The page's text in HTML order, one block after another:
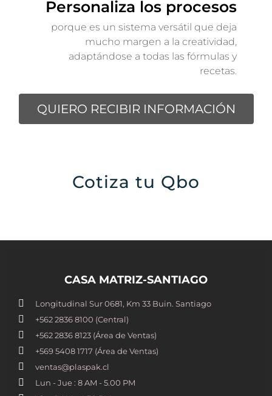
Personaliza los procesos
porque es un sistema versátil que deja
mucho margen a la creatividad,
adaptándose a todas las fórmulas y
recetas.
QUIERO RECIBIR INFORMACIÓN
Cotiza tu Qbo
CASA MATRIZ-SANTIAGO
Longitudinal Sur 0681, Km 33 Buin. Santiago
+562 2836 8100​ (Central)
+562 2836 8123 (Área de Ventas)
+569 5408 1717 (Área de Ventas)
ventas@plaspak.cl
Lun - Jue : 8 AM - 5.00 PM